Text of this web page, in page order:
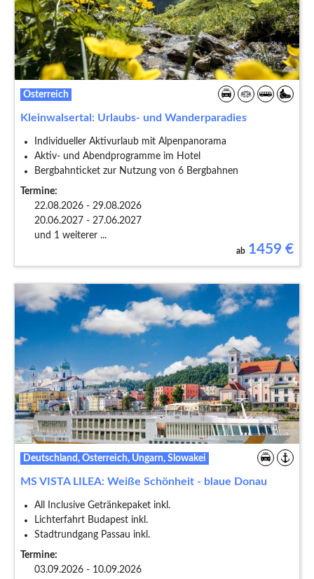
Österreich
Kleinwalsertal: Urlaubs- und Wanderparadies
Individueller Aktivurlaub mit Alpenpanorama
Aktiv- und Abendprogramme im Hotel
Bergbahnticket zur Nutzung von 6 Bergbahnen
Termine:
22.08.2026 - 29.08.2026
20.06.2027 - 27.06.2027
und 1 weiterer ...
ab 1459 €
Deutschland, Österreich, Ungarn, Slowakei
MS VISTA LILEA: Weiße Schönheit - blaue Donau
All Inclusive Getränkepaket inkl.
Lichterfahrt Budapest inkl.
Stadtrundgang Passau inkl.
Termine:
03.09.2026 - 10.09.2026